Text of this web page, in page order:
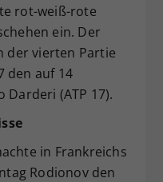
rot-weiß-rote
ein. Der
der vierten Partie
den auf 14
Darderi (ATP 17).
in Frankreichs
Rodionov den